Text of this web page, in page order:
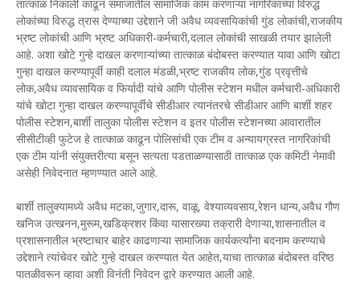
तात्काळ निकाली काढून समाजातील सामाजिक काम करणाऱ्या नागरिकांच्या विरुद्ध
लोकांच्या विरुद्ध त्रास देण्याच्या उद्देशाने जी अवैध व्यवसायिकांची गुंड लोकांची,राजकीय
भ्रष्ट लोकांची आणि भ्रष्ट अधिकारी-कर्मचारी,दलाल लोकांची साखळी तयार झालेली
आहे. अशा खोटे गुन्हे दाखल करणाऱ्यांच्या तात्काळ बंदोबस्त करण्यात यावा आणि खोटा
गुन्हा दाखल करण्यापूर्वी काही दलाल मंडळी,भ्रष्ट राजकीय लोक,गुंड प्रवृत्तीचे
लोक,अवैध व्यावसायिक व फिर्यादी यांचे आणि पोलीस स्टेशन मधील कर्मचारी-अधिकारी
यांचे खोटा गुन्हा दाखल करण्यापूर्वीचे सीडीआर त्यानंतरचे सीडीआर आणि बार्शी शहर
पोलीस स्टेशन,बार्शी तालुका पोलीस स्टेशन व इतर पोलीस स्टेशनच्या आवारातील
सीसीटीव्ही फुटेज हे तात्काळ काढून पोलिसांची एक टीम व अन्यायग्रस्त नागरिकांची
एक टीम यांनी संयुक्तरीत्या बसून सत्यता पडताळण्यासाठी तात्काळ एक कमिटी नेमावी
असेही निवेदनात म्हणण्यात आले आहे.
बार्शी तालुक्यामध्ये अवैध मटका,जुगार,दारू, वाळू, वेश्याव्यवसाय,रेशन धान्य,अवैध गौण
खनिज उत्खनन,मुरूम,खडिक्रशर किंवा यासारख्या तक्रारी देणाऱ्या,शासनातील व
प्रशासनातील भ्रष्टाचार बाहेर काढणाऱ्या सामाजिक कार्यकर्त्यांना बदनाम करण्याचे
उद्देशाने त्यांचेवर खोटे गुन्हे दाखल करण्यात येत आहेत,याचा तात्काळ बंदोबस्त वरिष्ठ
पातळीवरून व्हावा अशी विनंती निवेदन द्वारे करण्यात आली आहे.